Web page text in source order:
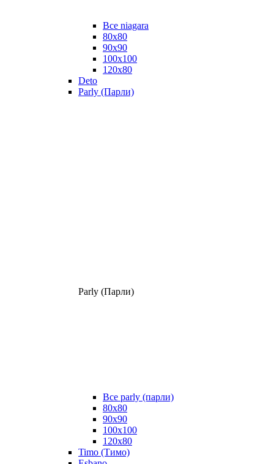
Все niagara
80x80
90x90
100x100
120x80
Deto
Parly (Парли)
Parly (Парли)
Все parly (парли)
80x80
90x90
100x100
120x80
Timo (Тимо)